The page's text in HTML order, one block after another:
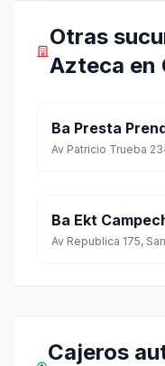
Otras
Azteca en
Ba Ekt
Av Republica 175,
Cajeros